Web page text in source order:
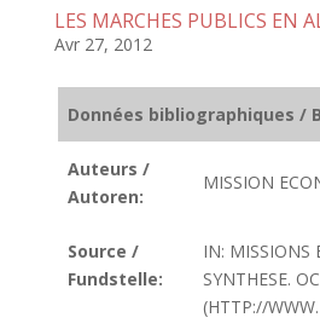
LES MARCHES PUBLICS EN
Avr 27, 2012
Données bibliographiques /
Auteurs /
Autoren:
MISSION
Source /
Fundstelle:
IN: MISSIONS
SYNTHESE.
(HTTP://